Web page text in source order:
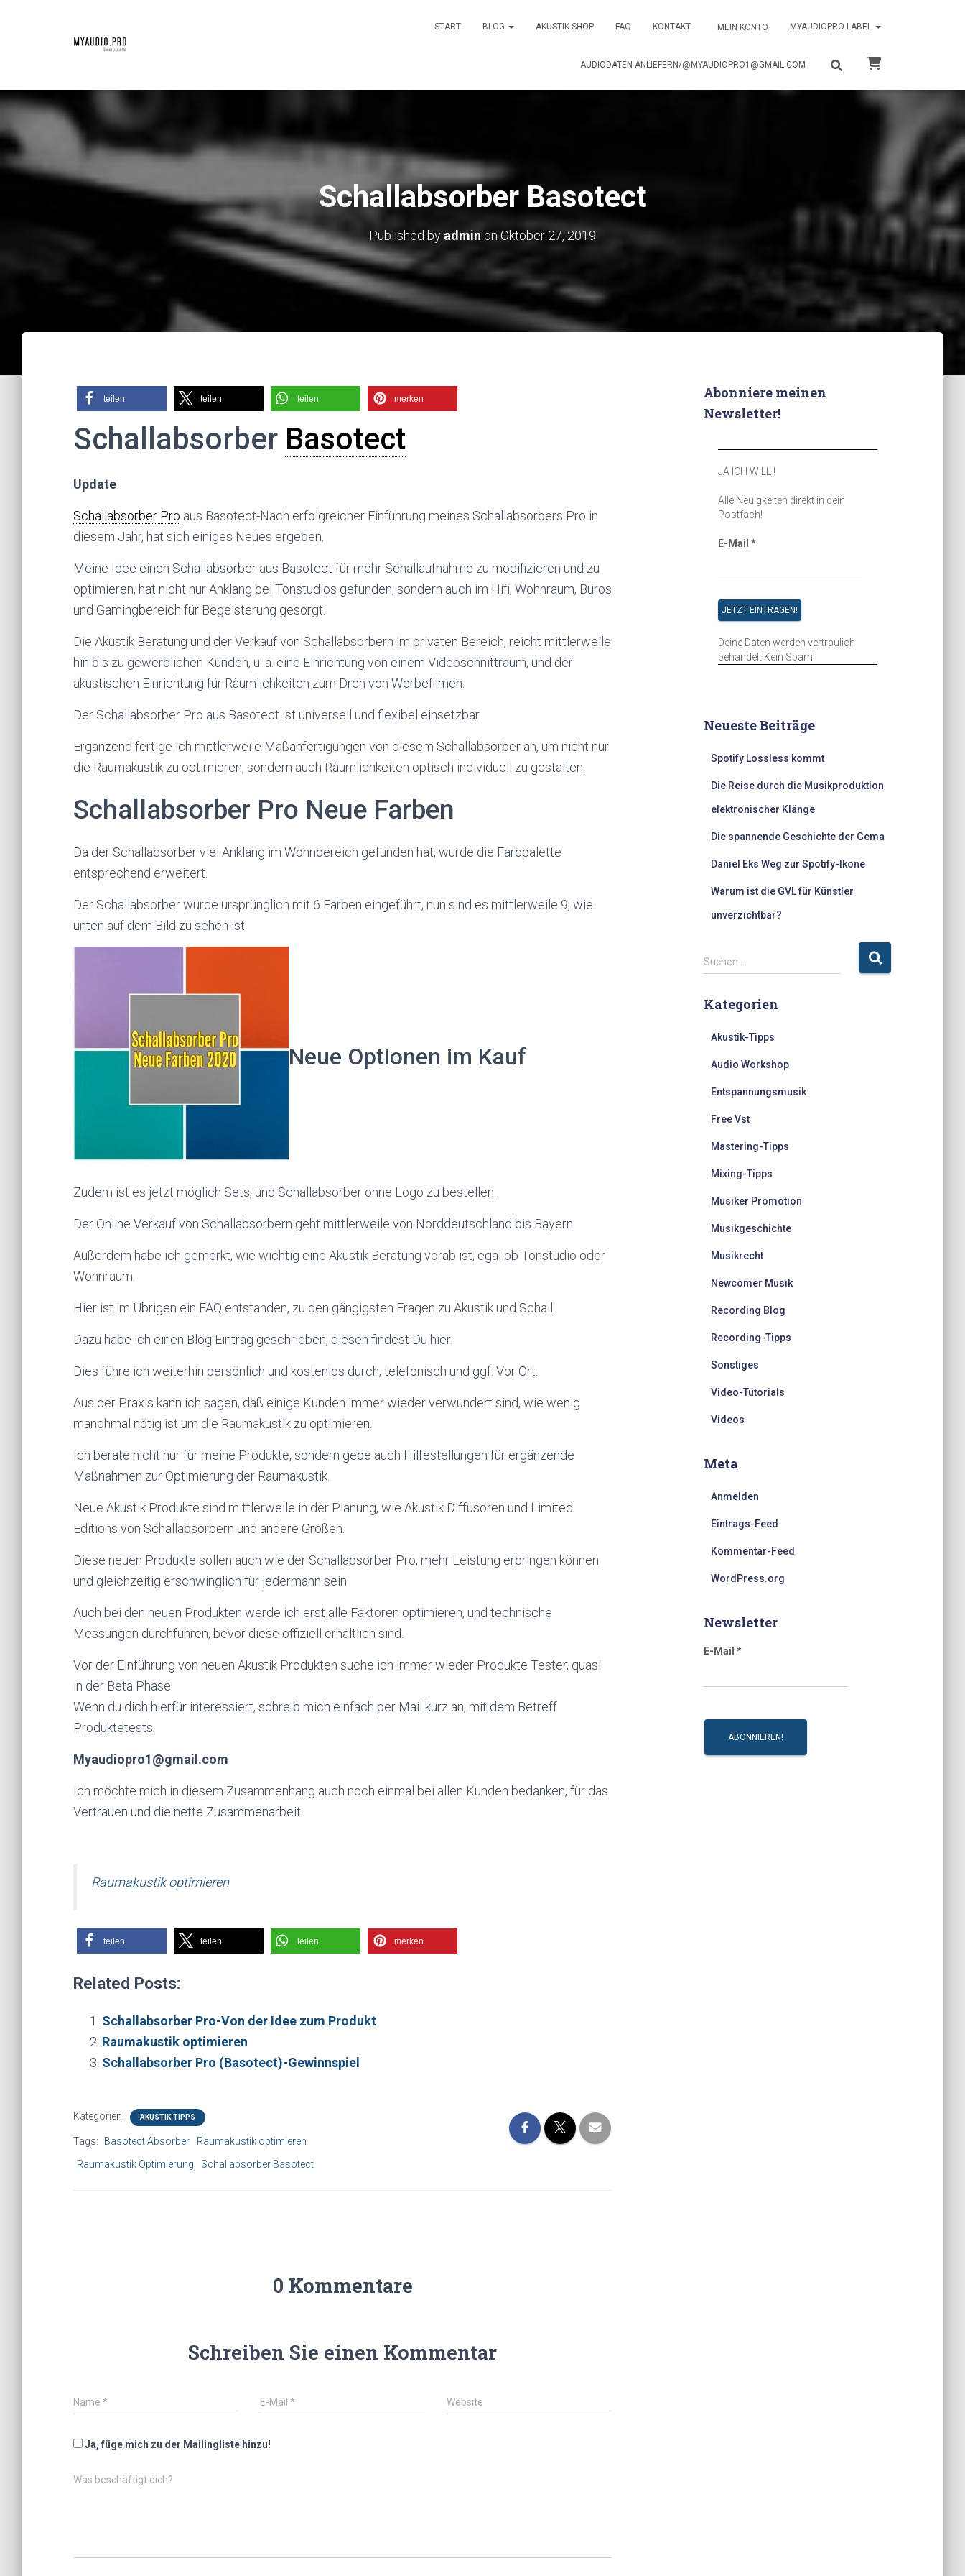
START BLOG AKUSTIK-SHOP FAQ KONTAKT MEIN KONTO MYAUDIOPRO LABEL
AUDIODATEN ANLIEFERN/@MYAUDIOPRO1@GMAIL.COM
Schallabsorber Basotect
Published by admin on Oktober 27, 2019
teilen teilen teilen merken
Schallabsorber Basotect
Update
Schallabsorber Pro aus Basotect-Nach erfolgreicher Einführung meines Schallabsorbers Pro in
diesem Jahr, hat sich einiges Neues ergeben.
Meine Idee einen Schallabsorber aus Basotect für mehr Schallaufnahme zu modifizieren und zu
optimieren, hat nicht nur Anklang bei Tonstudios gefunden, sondern auch im Hifi, Wohnraum, Büros
und Gamingbereich für Begeisterung gesorgt.
Die Akustik Beratung und der Verkauf von Schallabsorbern im privaten Bereich, reicht mittlerweile
hin bis zu gewerblichen Kunden, u. a. eine Einrichtung von einem Videoschnittraum, und der
akustischen Einrichtung für Räumlichkeiten zum Dreh von Werbefilmen.
Der Schallabsorber Pro aus Basotect ist universell und flexibel einsetzbar.
Ergänzend fertige ich mittlerweile Maßanfertigungen von diesem Schallabsorber an, um nicht nur
die Raumakustik zu optimieren, sondern auch Räumlichkeiten optisch individuell zu gestalten.
Schallabsorber Pro Neue Farben
Da der Schallabsorber viel Anklang im Wohnbereich gefunden hat, wurde die Farbpalette
entsprechend erweitert.
Der Schallabsorber wurde ursprünglich mit 6 Farben eingeführt, nun sind es mittlerweile 9, wie
unten auf dem Bild zu sehen ist.
Neue Optionen im Kauf
Zudem ist es jetzt möglich Sets, und Schallabsorber ohne Logo zu bestellen.
Der Online Verkauf von Schallabsorbern geht mittlerweile von Norddeutschland bis Bayern.
Außerdem habe ich gemerkt, wie wichtig eine Akustik Beratung vorab ist, egal ob Tonstudio oder
Wohnraum.
Hier ist im Übrigen ein FAQ entstanden, zu den gängigsten Fragen zu Akustik und Schall.
Dazu habe ich einen Blog Eintrag geschrieben, diesen findest Du hier.
Dies führe ich weiterhin persönlich und kostenlos durch, telefonisch und ggf. Vor Ort.
Aus der Praxis kann ich sagen, daß einige Kunden immer wieder verwundert sind, wie wenig
manchmal nötig ist um die Raumakustik zu optimieren.
Ich berate nicht nur für meine Produkte, sondern gebe auch Hilfestellungen für ergänzende
Maßnahmen zur Optimierung der Raumakustik.
Neue Akustik Produkte sind mittlerweile in der Planung, wie Akustik Diffusoren und Limited
Editions von Schallabsorbern und andere Größen.
Diese neuen Produkte sollen auch wie der Schallabsorber Pro, mehr Leistung erbringen können
und gleichzeitig erschwinglich für jedermann sein
Auch bei den neuen Produkten werde ich erst alle Faktoren optimieren, und technische
Messungen durchführen, bevor diese offiziell erhältlich sind.
Vor der Einführung von neuen Akustik Produkten suche ich immer wieder Produkte Tester, quasi
in der Beta Phase.
Wenn du dich hierfür interessiert, schreib mich einfach per Mail kurz an, mit dem Betreff
Produktetests.
Myaudiopro1@gmail.com
Ich möchte mich in diesem Zusammenhang auch noch einmal bei allen Kunden bedanken, für das
Vertrauen und die nette Zusammenarbeit.
Raumakustik optimieren
teilen teilen teilen merken
Related Posts:
Schallabsorber Pro-Von der Idee zum Produkt
Raumakustik optimieren
Schallabsorber Pro (Basotect)-Gewinnspiel
Kategorien: AKUSTIK-TIPPS
Tags: Basotect Absorber
Raumakustik optimieren
Raumakustik Optimierung
Schallabsorber Basotect
0 Kommentare
Schreiben Sie einen Kommentar
Name * E-Mail * Website
Ja, füge mich zu der Mailingliste hinzu!
Was beschäftigt dich?
Abonniere meinen
Newsletter!
JA ICH WILL !
Alle Neuigkeiten direkt in dein
Postfach!
E-Mail *
Deine Daten werden vertraulich
behandelt!Kein Spam!
Neueste Beiträge
Spotify Lossless kommt
Die Reise durch die Musikproduktion
elektronischer Klänge
Die spannende Geschichte der Gema
Daniel Eks Weg zur Spotify-Ikone
Warum ist die GVL für Künstler
unverzichtbar?
S
u
h
Suchen …
Kategorien
Akustik-Tipps
Audio Workshop
Entspannungsmusik
Free Vst
Mastering-Tipps
Mixing-Tipps
Musiker Promotion
Musikgeschichte
Musikrecht
Newcomer Musik
Recording Blog
Recording-Tipps
Sonstiges
Video-Tutorials
Videos
Meta
Anmelden
Eintrags-Feed
Kommentar-Feed
WordPress.org
Newsletter
E-Mail *